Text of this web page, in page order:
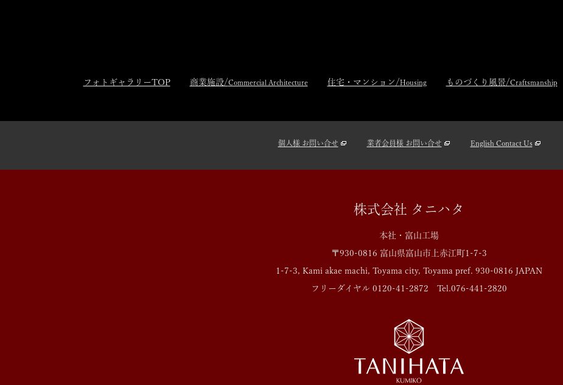
フォトギャラリーTOP 商業施設/Commercial Architecture 住宅・マンション/Housing ものづくり風景/Craftsmanship
個人様 お問い合せ 業者会員様 お問い合せ English Contact Us
株式会社 タニハタ
本社・富山工場
〒930-0816 富山県富山市上赤江町1-7-3
1-7-3, Kami akae machi, Toyama city, Toyama pref. 930-0816 JAPAN
フリーダイヤル 0120-41-2872 Tel.076-441-2820